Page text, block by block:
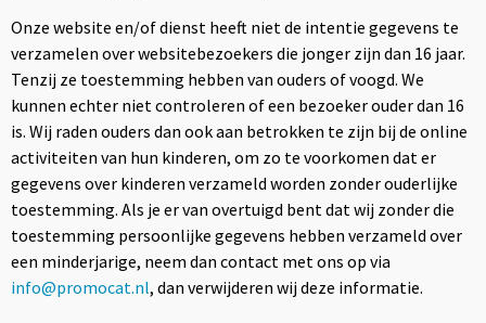
Vrije tijd en Strand
Schoenentassen
Sporttassen
Tablettassen
Toilettassen
Onze website en/of dienst heeft niet de intentie gegevens te
verzamelen over websitebezoekers die jonger zijn dan 16 jaar.
Tenzij ze toestemming hebben van ouders of voogd. We
kunnen echter niet controleren of een bezoeker ouder dan 16
is. Wij raden ouders dan ook aan betrokken te zijn bij de online
activiteiten van hun kinderen, om zo te voorkomen dat er
gegevens over kinderen verzameld worden zonder ouderlijke
toestemming. Als je er van overtuigd bent dat wij zonder die
toestemming persoonlijke gegevens hebben verzameld over
een minderjarige, neem dan contact met ons op via
info@promocat.nl, dan verwijderen wij deze informatie.